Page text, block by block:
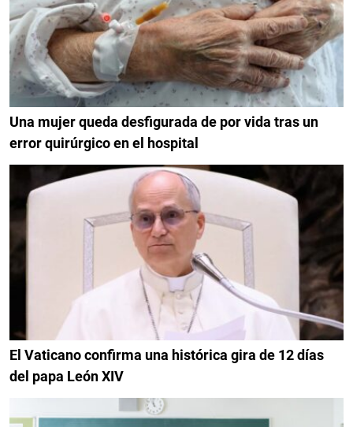
Una mujer queda desfigurada de por vida tras un
error quirúrgico en el hospital
El Vaticano confirma una histórica gira de 12 días
del papa León XIV